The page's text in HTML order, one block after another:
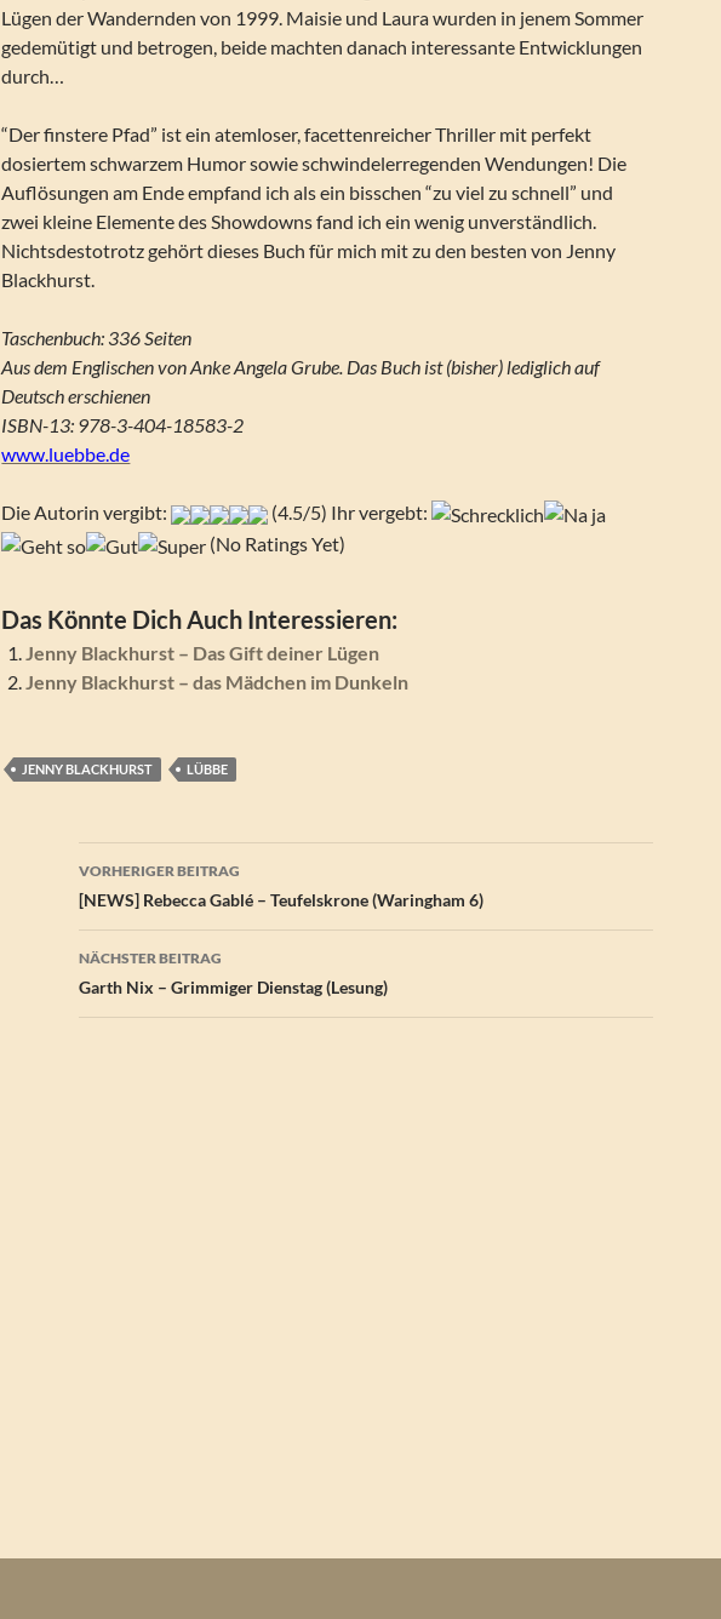
Lügen der Wandernden von 1999. Maisie und Laura wurden in jenem Sommer
gedemütigt und betrogen, beide machten danach interessante Entwicklungen
durch…
“Der finstere Pfad” ist ein atemloser, facettenreicher Thriller mit perfekt
dosiertem schwarzem Humor sowie schwindelerregenden Wendungen! Die
Auflösungen am Ende empfand ich als ein bisschen “zu viel zu schnell” und
zwei kleine Elemente des Showdowns fand ich ein wenig unverständlich.
Nichtsdestotrotz gehört dieses Buch für mich mit zu den besten von Jenny
Blackhurst.
Taschenbuch: 336 Seiten
Aus dem Englischen von Anke Angela Grube. Das Buch ist (bisher) lediglich auf
Deutsch erschienen
ISBN-13: 978-3-404-18583-2
www.luebbe.de
Die Autorin vergibt:
(4.5/5) Ihr vergebt:
(No Ratings Yet)
Das Könnte Dich Auch Interessieren:
Jenny Blackhurst – Das Gift deiner Lügen
Jenny Blackhurst – das Mädchen im Dunkeln
JENNY BLACKHURST LÜBBE
Beitragsnavigation
VORHERIGER BEITRAG
[NEWS] Rebecca Gablé – Teufelskrone (Waringham 6)
NÄCHSTER BEITRAG
Garth Nix – Grimmiger Dienstag (Lesung)